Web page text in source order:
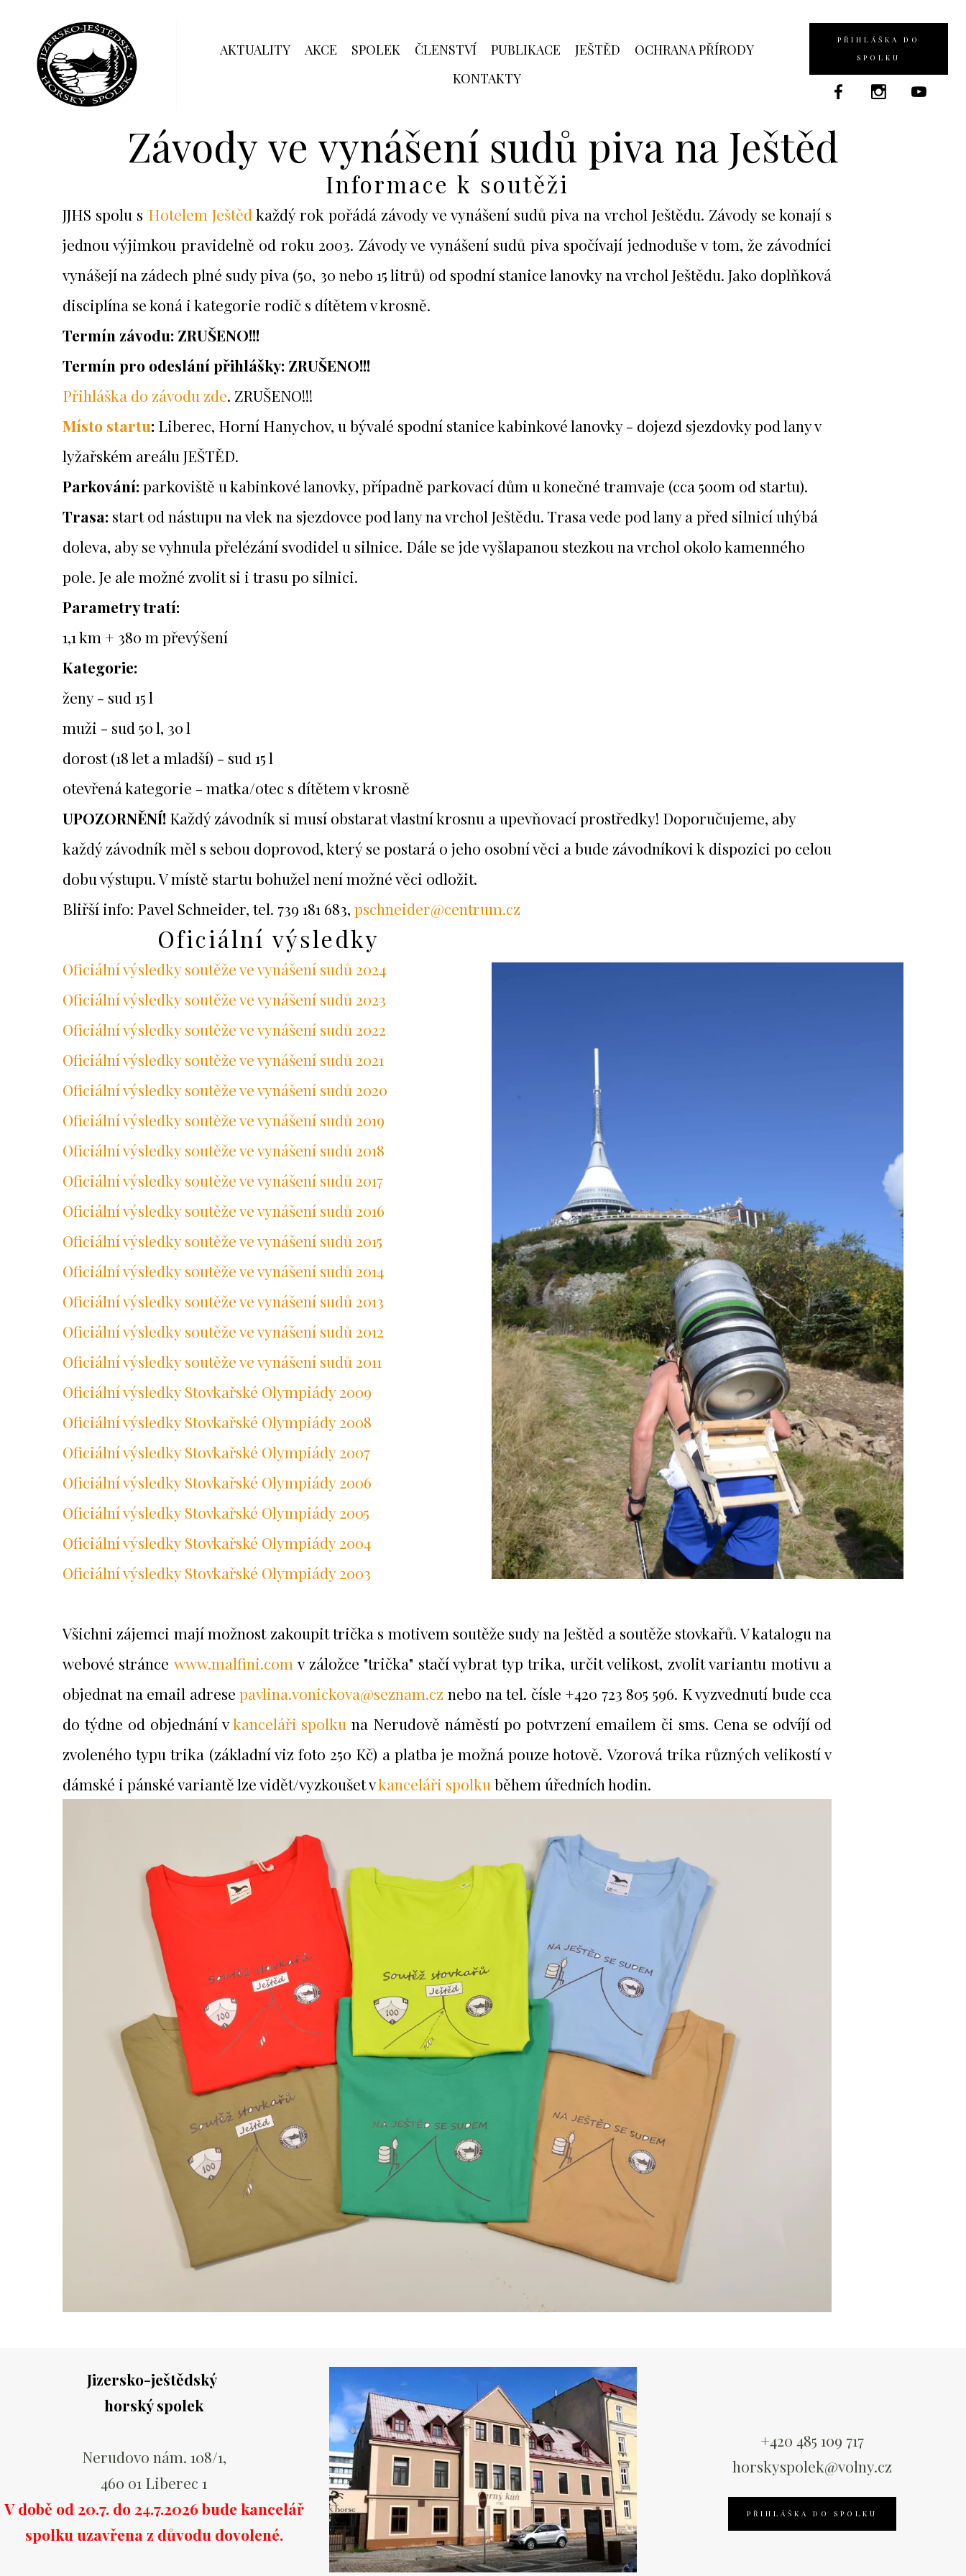
AKTUALITY AKCE SPOLEK ČLENSTVÍ PUBLIKACE JEŠTĚD
OCHRANA PŘÍRODY
KONTAKTY
PŘIHLÁŠKA DO
SPOLKU
Závody ve vynášení sudů piva na Ještěd
Informace k soutěži
JJHS spolu s Hotelem Ještěd každý rok pořádá závody ve vynášení sudů piva na vrchol Ještědu. Závody se konají s
jednou výjimkou pravidelně od roku 2003. Závody ve vynášení sudů piva spočívají jednoduše v tom, že závodníci
vynášejí na zádech plné sudy piva (50, 30 nebo 15 litrů) od spodní stanice lanovky na vrchol Ještědu. Jako doplňková
disciplína se koná i kategorie rodič s dítětem v krosně.
Termín závodu: ZRUŠENO!!!
Termín pro odeslání přihlášky: ZRUŠENO!!!
Přihláška do závodu zde. ZRUŠENO!!!
Místo startu: Liberec, Horní Hanychov, u bývalé spodní stanice kabinkové lanovky - dojezd sjezdovky pod lany v
lyžařském areálu JEŠTĚD.
Parkování:parkoviště u kabinkové lanovky, případně parkovací dům u konečné tramvaje (cca 500m od startu).
Trasa: start od nástupu na vlek na sjezdovce pod lany na vrchol Ještědu. Trasa vede pod lany a před silnicí uhýbá
doleva, aby se vyhnula přelézání svodidel u silnice. Dále se jde vyšlapanou stezkou na vrchol okolo kamenného
pole. Je ale možné zvolit si i trasu po silnici.
Parametry tratí:
1,1 km + 380 m převýšení
Kategorie:
ženy - sud 15 l
muži - sud 50 l, 30 l
dorost (18 let a mladší) - sud 15 l
otevřená kategorie - matka/otec s dítětem v krosně
UPOZORNĚNÍ! Každý závodník si musí obstarat vlastní krosnu a upevňovací prostředky! Doporučujeme, aby
každý závodník měl s sebou doprovod, který se postará o jeho osobní věci a bude závodníkovi k dispozici po celou
dobu výstupu. V místě startu bohužel není možné věci odložit.
Bliřší info: Pavel Schneider, tel. 739 181 683, pschneider@centrum.cz
Oficiální výsledky
Oficiální výsledky soutěže ve vynášení sudů 2024
Oficiální výsledky soutěže ve vynášení sudů 2023
Oficiální výsledky soutěže ve vynášení sudů 2022
Oficiální výsledky soutěže ve vynášení sudů 2021
Oficiální výsledky soutěže ve vynášení sudů 2020
Oficiální výsledky soutěže ve vynášení sudů 2019
Oficiální výsledky soutěže ve vynášení sudů 2018
Oficiální výsledky soutěže ve vynášení sudů 2017
Oficiální výsledky soutěže ve vynášení sudů 2016
Oficiální výsledky soutěže ve vynášení sudů 2015
Oficiální výsledky soutěže ve vynášení sudů 2014
Oficiální výsledky soutěže ve vynášení sudů 2013
Oficiální výsledky soutěže ve vynášení sudů 2012
Oficiální výsledky soutěže ve vynášení sudů 2011
Oficiální výsledky Stovkařské Olympiády 2009
Oficiální výsledky Stovkařské Olympiády 2008
Oficiální výsledky Stovkařské Olympiády 2007
Oficiální výsledky Stovkařské Olympiády 2006
Oficiální výsledky Stovkařské Olympiády 2005
Oficiální výsledky Stovkařské Olympiády 2004
Oficiální výsledky Stovkařské Olympiády 2003
Všichni zájemci mají možnost zakoupit trička s motivem soutěže sudy na Ještěd a soutěže stovkařů. V katalogu na
webové stránce www.malfini.com v záložce "trička" stačí vybrat typ trika, určit velikost, zvolit variantu motivu a
objednat na email adresepavlina.vonickova@seznam.cz nebo na tel. čísle +420 723 805 596. K vyzvednutí bude cca
do týdne od objednání vkanceláři spolku na Nerudově náměstí po potvrzení emailem či sms. Cena se odvíjí od
zvoleného typu trika (základní viz foto 250 Kč) a platba je možná pouze hotově. Vzorová trika různých velikostí v
dámské i pánské variantě lze vidět/vyzkoušet vkanceláři spolku během úředních hodin.
Jizersko-ještědský
horský spolek
Nerudovo nám. 108/1,
460 01 Liberec 1
V době od 20.7. do 24.7.2026 bude kancelář
spolku uzavřena z důvodu dovolené.
+420 485 109 717
horskyspolek@volny.cz
PŘIHLÁŠKA DO SPOLKU